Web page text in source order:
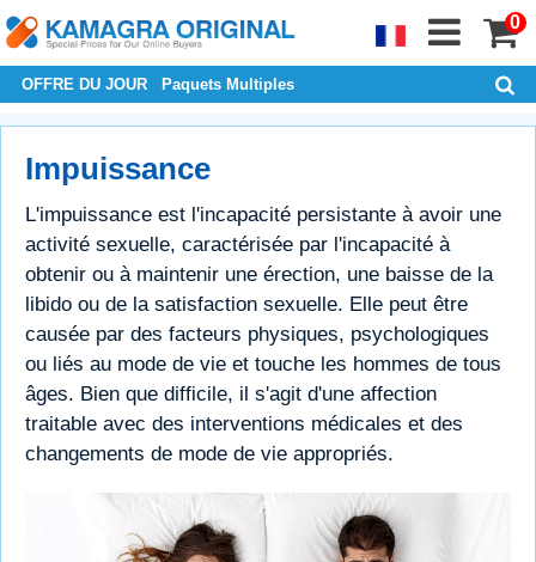
0
OFFRE DU JOUR Paquets Multiples
Impuissance
L'impuissance est l'incapacité persistante à avoir une
activité sexuelle, caractérisée par l'incapacité à
obtenir ou à maintenir une érection, une baisse de la
libido ou de la satisfaction sexuelle. Elle peut être
causée par des facteurs physiques, psychologiques
ou liés au mode de vie et touche les hommes de tous
âges. Bien que difficile, il s'agit d'une affection
traitable avec des interventions médicales et des
changements de mode de vie appropriés.